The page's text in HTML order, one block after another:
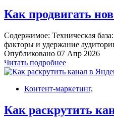
Как продвигать
Содержимое: Техническая
факторы и удержание
Опубликовано 07 Апр 2026
Читать подробнее
Контент-маркетинг,
Как раскрутить